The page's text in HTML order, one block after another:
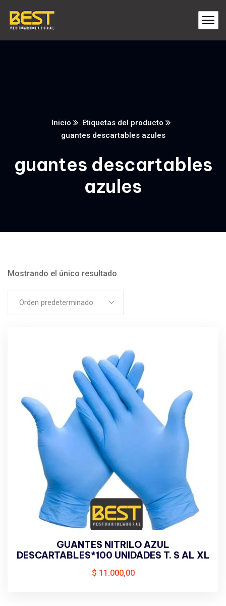
Inicio
Etiquetas del producto
guantes descartables azules
guantes descartables
azules
Mostrando el único resultado
Orden predeterminado
GUANTES NITRILO AZUL
DESCARTABLES*100 UNIDADES T. S AL XL
$ 11.000,00